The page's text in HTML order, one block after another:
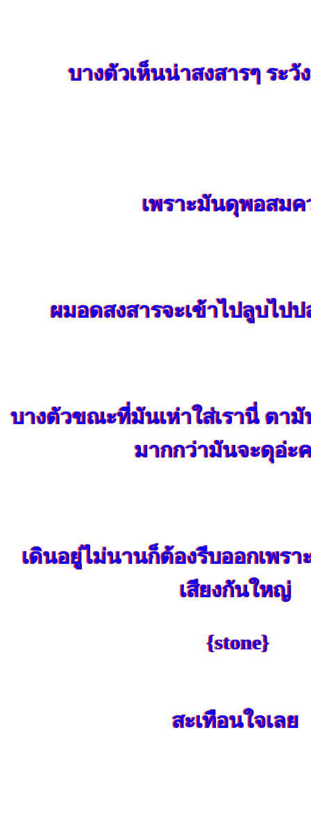
บางตัวเห็นน่าสงสารๆ ระ
เพราะมันดุพอสมค
ผมอดสงสารจะเข้าไปลูบไป
บางตัวขณะที่มันเห่าใส่เรานี่ ตา
มากกว่ามันจะดุอ่ะ
เดินอยู่ไม่นานก็ต้องรีบออกเพรา
เสียงกันใหญ่
{stone}
สะเทือนใจเลย